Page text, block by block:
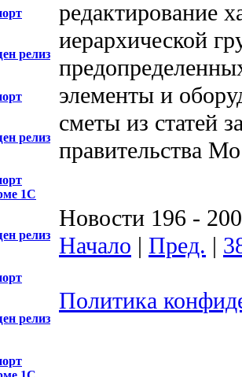
релиз
релиз
1С
релиз
релиз
редактирование
иерархической
элементы и
сметы из статей
правительства
Новости 196 -
Начало | Пред. |
Политика